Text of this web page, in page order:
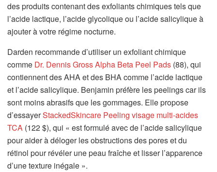
des produits contenant des exfoliants chimiques tels que
l’acide lactique, l’acide glycolique ou l’acide salicylique à
ajouter à votre régime nocturne.
Darden recommande d’utiliser un exfoliant chimique
comme Dr. Dennis Gross Alpha Beta Peel Pads (88), qui
contiennent des AHA et des BHA comme l’acide lactique
et l’acide salicylique. Benjamin préfère les peelings car ils
sont moins abrasifs que les gommages. Elle propose
d’essayerStackedSkincare Peeling visage multi-acides
TCA (122 $), qui « est formulé avec de l’acide salicylique
pour aider à déloger les obstructions des pores et du
rétinol pour révéler une peau fraîche et lisser l’apparence
d’une texture inégale ».